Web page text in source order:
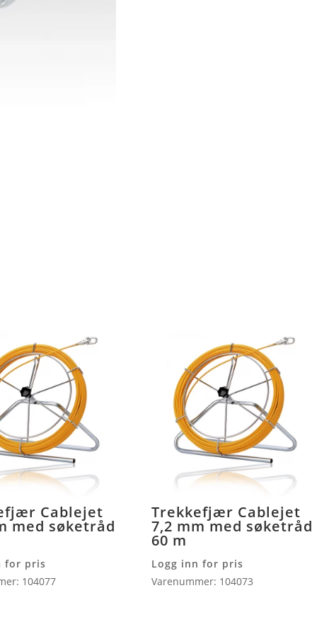
Cablejet
med søketråd
for pris
104077
Trekkefjær Cablejet
7,2 mm med søketråd
60 m
Logg inn for pris
Varenummer: 104073